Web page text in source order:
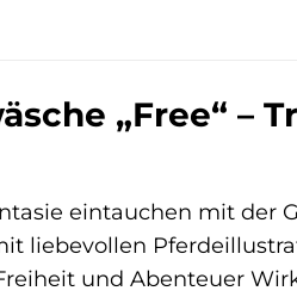
„Free“ –
eintauchen mit der
liebevollen
und Abenteuer